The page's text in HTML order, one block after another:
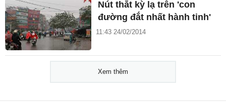
Nút thắt kỳ lạ trên 'con
đường đắt nhất hành tinh'
11:43 24/02/2014
Xem thêm